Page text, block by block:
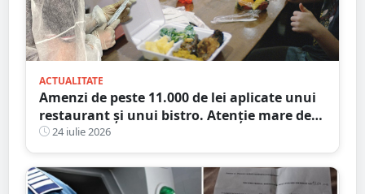
ACTUALITATE
Amenzi de peste 11.000 de lei aplicate unui
restaurant și unui bistro. Atenție mare de
unde mâncați
24 iulie 2026